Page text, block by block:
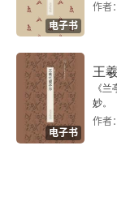
电子书
作者
电子书
王
《
妙。
作者